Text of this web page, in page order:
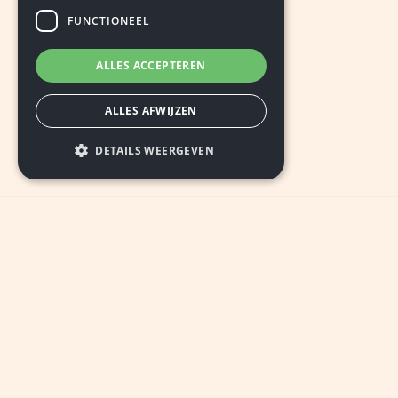
FUNCTIONEEL
ALLES ACCEPTEREN
ALLES AFWIJZEN
DETAILS WEERGEVEN